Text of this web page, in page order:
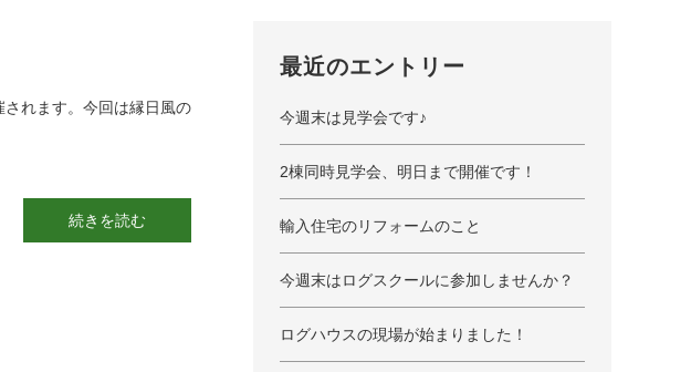
れます。今回は縁日風の
続きを読む
最近のエントリー
今週末は見学会です♪
2棟同時見学会、明日まで開催です！
輸入住宅のリフォームのこと
今週末はログスクールに参加しませんか？
ログハウスの現場が始まりました！